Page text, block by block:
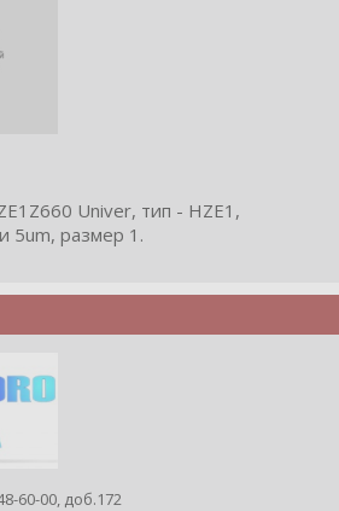
Univer, тип - HZE1,
5um, размер 1.
60-00, доб.172